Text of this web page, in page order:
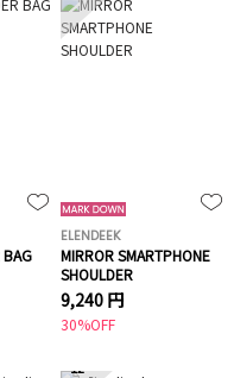
BAG
ELENDEEK
MIRROR SMARTPHONE
SHOULDER
9,240 円
30%OFF
12